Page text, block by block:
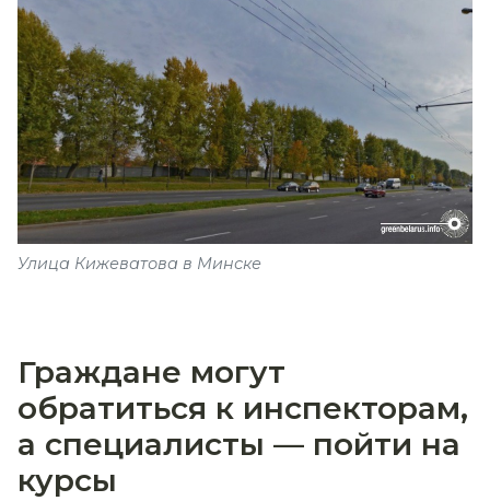
Улица Кижеватова в Минске
Граждане могут
обратиться к инспекторам,
а специалисты — пойти на
курсы